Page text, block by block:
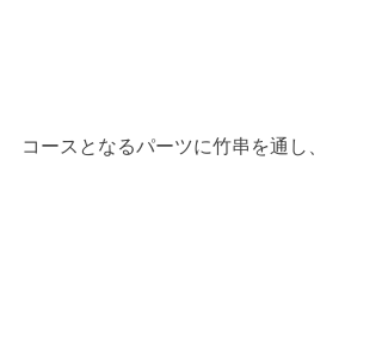
コースとなるパーツに竹串を通し、